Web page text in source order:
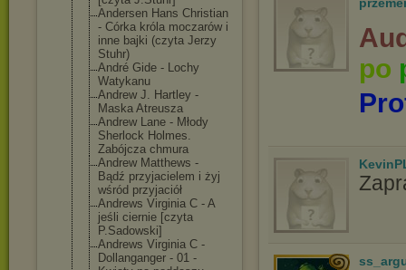
Andersen Hans Christian
- Córka króla moczarów i
inne bajki (czyta Jerzy
Stuhr)
André Gide - Lochy
Watykanu
Andrew J. Hartley -
Maska Atreusza
Andrew Lane - Młody
Sherlock Holmes.
Zabójcza chmura
Andrew Matthews -
Bądź przyjacielem i żyj
wśród przyjaciół
Andrews Virginia C - A
jeśli ciernie [czyta
P.Sadowski]
Andrews Virginia C -
Dollanganger - 01 -
po